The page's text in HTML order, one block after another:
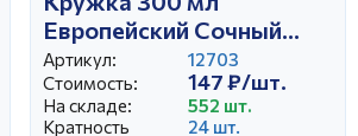
Европейский Сочный
Акцент
Артикул:
12703
Стоимость:
147 ₽/шт.
На складе:
552 шт.
Кратность
24 шт.